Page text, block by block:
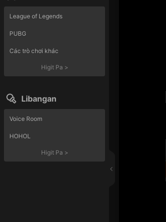
League of Legends
PUBG
Các trò chơi khác
Higit Pa >
Libangan
Voice Room
HOHOL
Higit Pa >